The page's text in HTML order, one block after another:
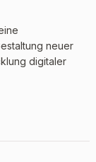
neuer
digitaler